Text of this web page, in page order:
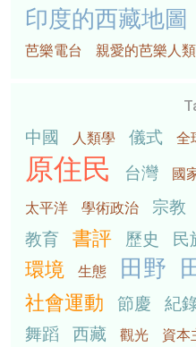
印度的西藏地圖
芭樂電台
親愛的芭樂人
中國 人類學 儀式 全
原住民 台灣 國
太平洋 學術政治 宗教
教育 書評 歷史 民
環境 生態 田野
社會運動 節慶 紀
舞蹈 西藏 觀光 資本